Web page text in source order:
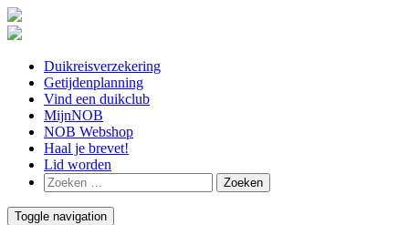
Duikreisverzekering
Getijdenplanning
Vind een duikclub
MijnNOB
NOB Webshop
Haal je brevet!
Lid worden
Toggle navigation